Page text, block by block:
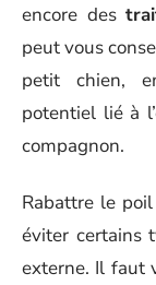
encore des
peut vous
petit chien,
potentiel lié à
compagnon.
Rabattre le
éviter certains
externe. Il faut